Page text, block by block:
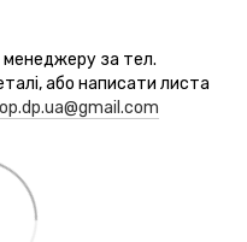
менеджеру за тел.
або написати листа